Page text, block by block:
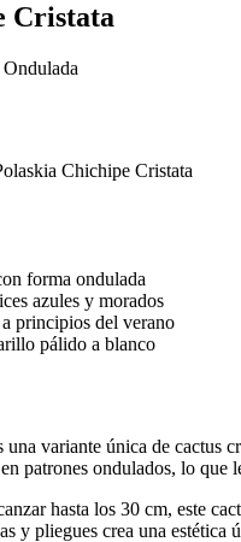
Cristata
Chichipe Cristata
forma ondulada
azules y morados
principios del verano
pálido a blanco
variante única de cactus
patrones ondulados, lo que
hasta los 30 cm, este
y pliegues crea una estética